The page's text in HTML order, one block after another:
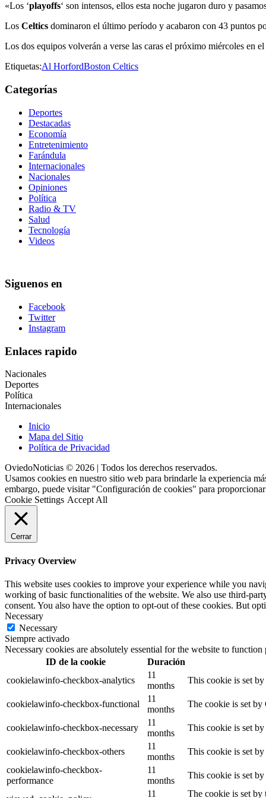
«Los ‘playoffs‘ son intensos, ellos esta noche jugaron duro y
Los Celtics dominaron el último período y acabaron con 43 puntos
Los dos equipos volverán a verse las caras el próximo miércoles en el
Etiquetas:Al HorfordBoston Celtics
Categorías
Deportes
Destacadas
Economía
Entretenimiento
Farándula
Internacionales
Nacionales
Opiniones
Política
Radio & TV
Salud
Tecnología
Videos
Siguenos en
Facebook
Twitter
Instagram
Enlaces rapido
Nacionales
Deportes
Política
Internacionales
Inicio
Mapa del Sitio
Política de Privacidad
OviedoNoticias © 2026 | Todos los derechos reservados.
Usamos cookies en nuestro sitio web para brindarle la experiencia
embargo, puede visitar "Configuración de cookies" para
Cookie Settings Accept All
Cerrar
Privacy Overview
This website uses cookies to improve your experience while you
working of basic functionalities of the website. We also use third-
consent. You also have the option to opt-out of these cookies. But
Necessary
Necessary
Siempre activado
Necessary cookies are absolutely essential for the website to
ID de la cookie
Duración
cookielawinfo-checkbox-analytics
11
months
This cookie is set
cookielawinfo-checkbox-functional
11
months
The cookie is set by
cookielawinfo-checkbox-necessary
11
months
This cookie is set
cookielawinfo-checkbox-others
11
months
This cookie is set
cookielawinfo-checkbox-
performance
11
months
This cookie is set
11 The cookie is set by